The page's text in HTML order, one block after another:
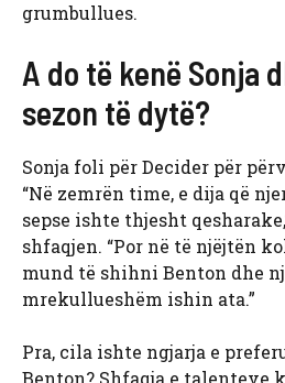
grumbullues.
A do të kenë Sonja
sezon të dytë?
Sonja foli për Decider për
“Në zemrën time, e dija që
sepse ishte thjesht
shfaqjen. “Por në të njëjtën
mund të shihni Benton dhe
mrekullueshëm ishin ata.”
Pra, cila ishte ngjarja e
Benton? Shfaqja e talenteve